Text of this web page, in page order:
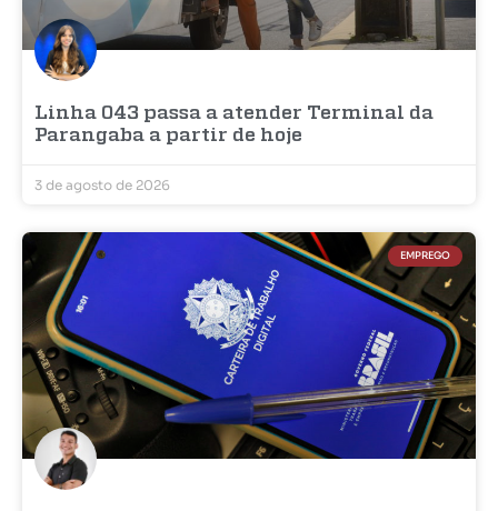
Linha 043 passa a atender Terminal da
Parangaba a partir de hoje
3 de agosto de 2026
EMPREGO